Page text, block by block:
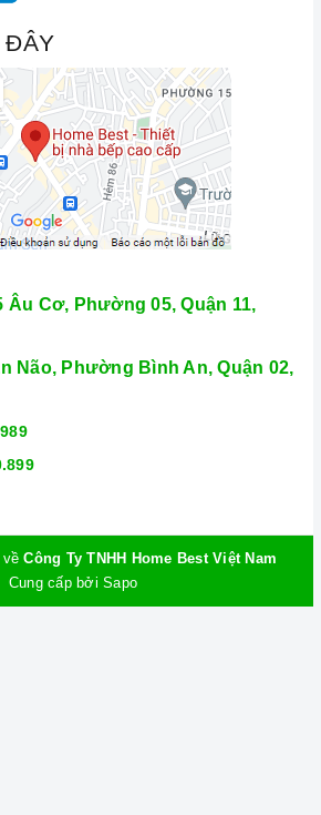
ĐÂY
Âu Cơ, Phường 05, Quận 11,
Não, Phường Bình An, Quận 02,
vềCông Ty TNHH Home Best Việt Nam
Cung cấp bởiSapo